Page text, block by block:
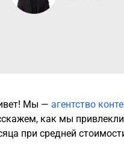
Мы — агентство
как мы
при средней